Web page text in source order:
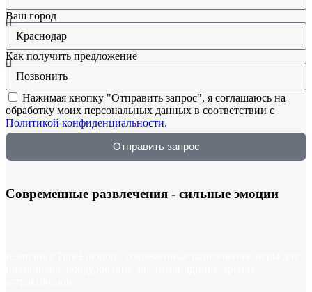
Ваш город
Как получить предложение
Нажимая кнопку "Отправить запрос", я соглашаюсь на
обработку моих персональных данных в соответствии с
Политикой конфиденциальности.
Отправить запрос
Современные развлечения - сильные эмоции